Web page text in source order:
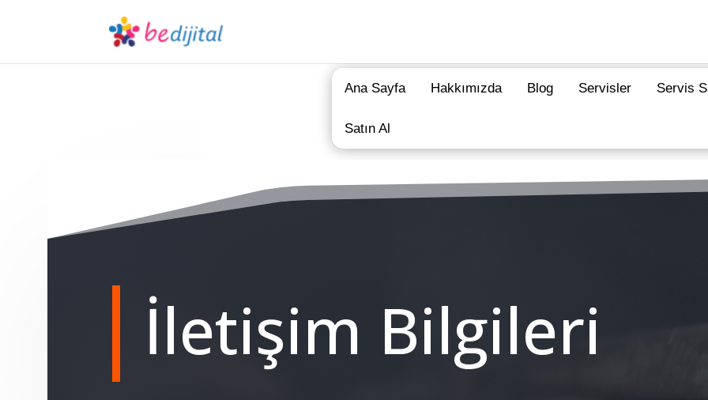
Ana Sayfa Hakkımızda Blog Servisler Servis
Satın Al
İletişim Bilgileri